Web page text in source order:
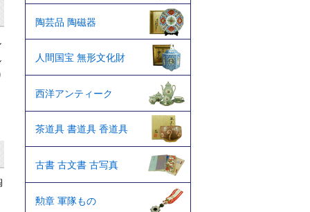
陶芸品 陶磁器
人間国宝 無形文化財
西洋アンティーク
茶道具 書道具 香道具
古書 古文書 古写真
勲章 軍隊もの